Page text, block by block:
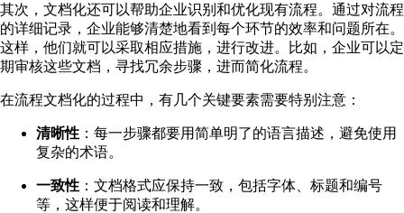
其次，文档化还可以帮助企业识别和优化现有流程。通过对流程
的详细记录，企业能够清楚地看到每个环节的效率和问题所在。
这样，他们就可以采取相应措施，进行改进。比如，企业可以定
期审核这些文档，寻找冗余步骤，进而简化流程。
在流程文档化的过程中，有几个关键要素需要特别注意：
清晰性 ：每一步骤都要用简单明了的语言描述，避免使用
复杂的术语。
一致性 ：文档格式应保持一致，包括字体、标题和编号
等，这样便于阅读和理解。